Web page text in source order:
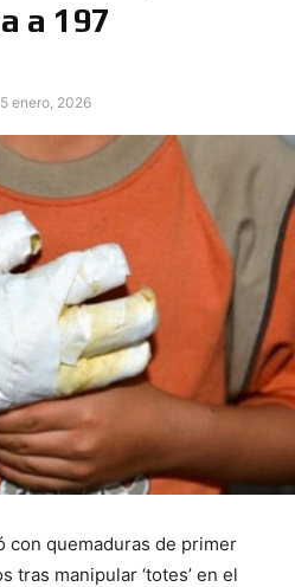
a 197
5 enero, 2026
con quemaduras de primer
tras manipular ‘totes’ en el